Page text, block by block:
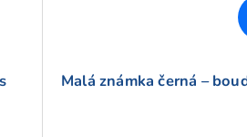
Malá známka černá –